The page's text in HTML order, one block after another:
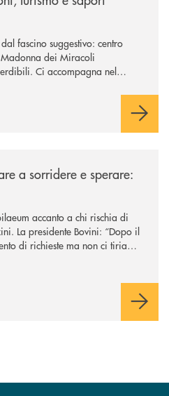
fascino suggestivo: centro
dei Miracoli
Ci accompagna nel
a sorridere e sperare:
accanto a chi rischia di
La presidente Bovini: “Dopo il
di richieste ma non ci tiriamo